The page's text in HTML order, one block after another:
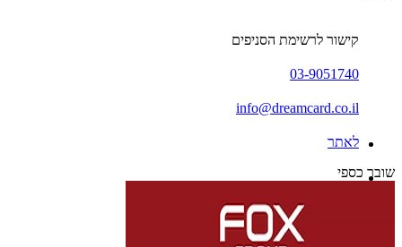
קישור לרשימת הסניפים
03-9051740
info@dreamcard.co.il
לאתר
שובר כספי